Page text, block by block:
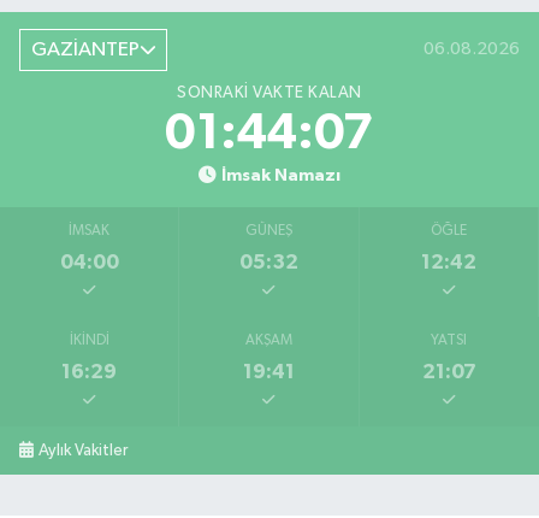
GAZİANTEP 06.08.2026
SONRAKI VAKTE KALAN
01:44:06
İmsak Namazı
İMSAK
04:00
GÜNEŞ
05:32
ÖĞLE
12:42
İKINDI
16:29
AKŞAM
19:41
YATSI
21:07
Aylık Vakitler